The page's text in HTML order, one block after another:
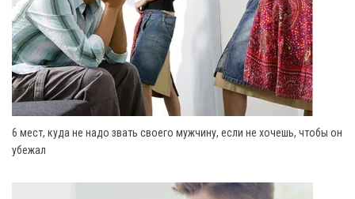
6 мест, куда не надо звать своего мужчину, если не хочешь, чтобы он
убежал